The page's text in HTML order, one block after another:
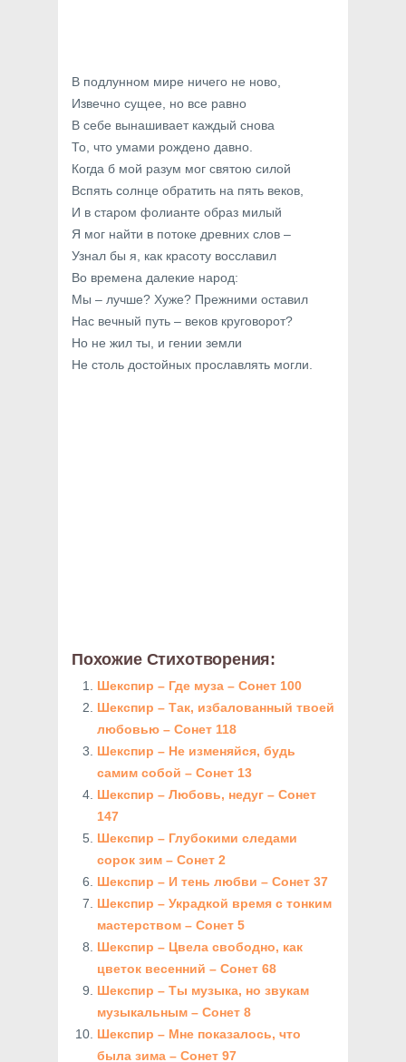
В подлунном мире ничего не ново,
Извечно сущее, но все равно
В себе вынашивает каждый снова
То, что умами рождено давно.
Когда б мой разум мог святою силой
Вспять солнце обратить на пять веков,
И в старом фолианте образ милый
Я мог найти в потоке древних слов –
Узнал бы я, как красоту восславил
Во времена далекие народ:
Мы – лучше? Хуже? Прежними оставил
Нас вечный путь – веков круговорот?
Но не жил ты, и гении земли
Не столь достойных прославлять могли.
Похожие Стихотворения:
Шекспир – Где муза – Сонет 100
Шекспир – Так, избалованный твоей
любовью – Сонет 118
Шекспир – Не изменяйся, будь
самим собой – Сонет 13
Шекспир – Любовь, недуг – Сонет
147
Шекспир – Глубокими следами
сорок зим – Сонет 2
Шекспир – И тень любви – Сонет 37
Шекспир – Украдкой время с тонким
мастерством – Сонет 5
Шекспир – Цвела свободно, как
цветок весенний – Сонет 68
Шекспир – Ты музыка, но звукам
музыкальным – Сонет 8
Шекспир – Мне показалось, что
была зима – Сонет 97